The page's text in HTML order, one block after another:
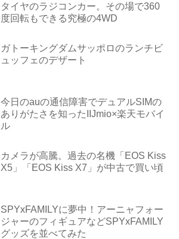
タイヤのラジコンカー。その場で360
度回転もできる究極の4WD
ガトーキングダムサッポロのランチビ
ュッフェのデザート
今日のauの通信障害でデュアルSIMの
ありがたさを知ったIIJmio×楽天モバイ
ル
カメラが高騰。過去の名機「EOS Kiss
X5」「EOS Kiss X7」が中古で買い頃
SPYxFAMILYに夢中！アーニャフォー
ジャーのフィギュアなどSPYxFAMILY
グッズを並べてみた